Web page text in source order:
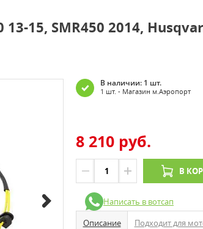
15, SMR450 2014,
В наличии: 1 шт.
1 шт. - Магазин м.Аэропорт
8 210 руб.
В
Написать в вотсап
Описание
Подходит для